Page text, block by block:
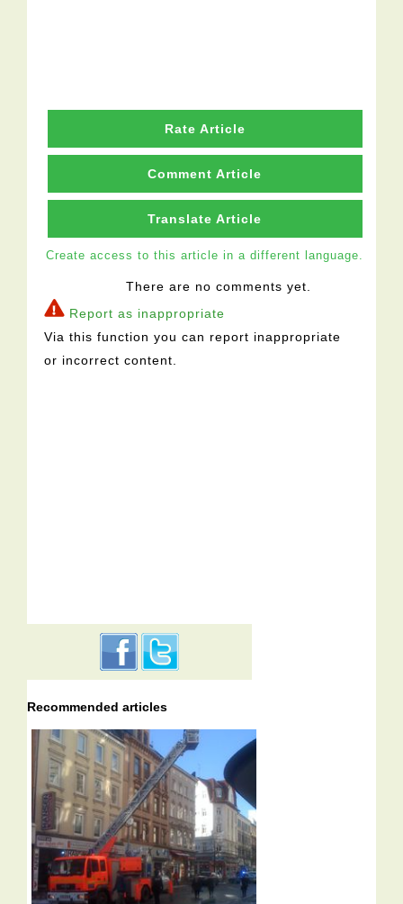
Rate Article
Comment Article
Translate Article
Create access to this article in a different language.
There are no comments yet.
Report as inappropriate
Via this function you can report inappropriate
or incorrect content.
Recommended articles